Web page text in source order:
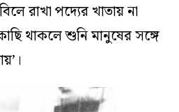
রাখা পদ্যের খাতায় না
থাকলে শুনি মানুষের সঙ্গে